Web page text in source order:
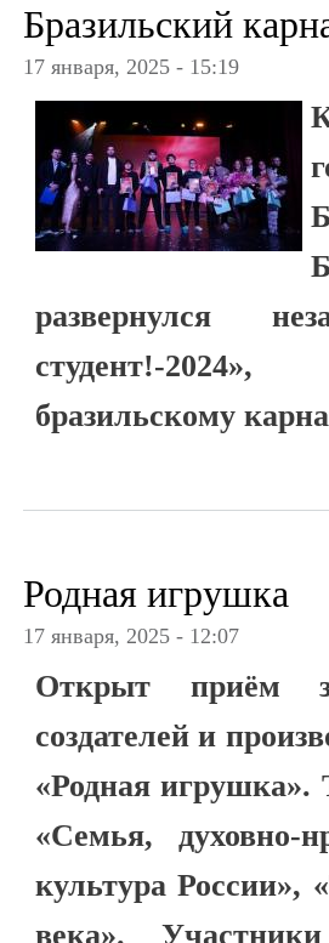
Бразильский
17 января, 2025 - 15:19
развернулся
студент!-
бразильскому
Родная игрушка
17 января, 2025 - 12:07
Открыт приём
создателей и
«Родная игрушка».
«Семья, духовно-
культура России»,
века».